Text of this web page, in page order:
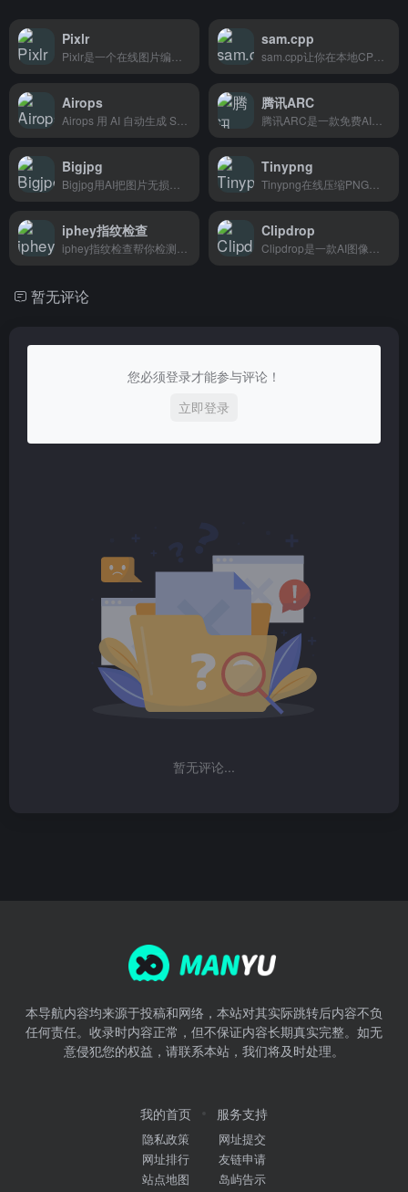
Pixlr sam.cpp
Airops 腾讯ARC
Bigjpg Tinypng
iphey指纹检查 Clipdrop
暂无评论
您必须登录才能参与评论！
立即登录
暂无评论...
本导航内容均来源于投稿和网络，本站对其实际跳转后内容不负
任何责任。收录时内容正常，但不保证内容长期真实完整。如无
意侵犯您的权益，请联系本站，我们将及时处理。
我的首页
隐私政策
网址排行
站点地图
服务支持
网址提交
友链申请
岛屿告示